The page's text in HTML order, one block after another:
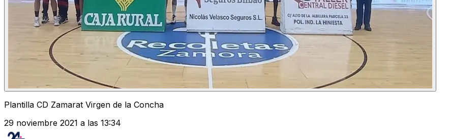
Plantilla CD Zamarat Virgen de la Concha
29 noviembre 2021 a las 13:34